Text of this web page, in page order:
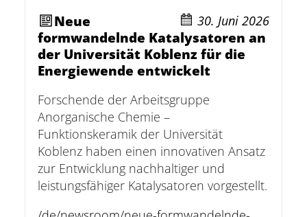
30. Juni 2026
Neue
formwandelnde Katalysatoren an
der Universität Koblenz für die
Energiewende entwickelt
Forschende der Arbeitsgruppe
Anorganische Chemie –
Funktionskeramik der Universität
Koblenz haben einen innovativen Ansatz
zur Entwicklung nachhaltiger und
leistungsfähiger Katalysatoren vorgestellt.